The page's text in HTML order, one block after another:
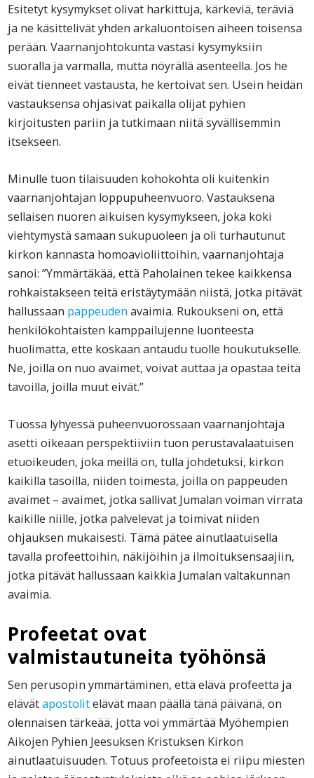
Esitetyt kysymykset olivat harkittuja, kärkeviä, teräviä
ja ne käsittelivät yhden arkaluontoisen aiheen toisensa
perään. Vaarnanjohtokunta vastasi kysymyksiin
suoralla ja varmalla, mutta nöyrällä asenteella. Jos he
eivät tienneet vastausta, he kertoivat sen. Usein heidän
vastauksensa ohjasivat paikalla olijat pyhien
kirjoitusten pariin ja tutkimaan niitä syvällisemmin
itsekseen.
Minulle tuon tilaisuuden kohokohta oli kuitenkin
vaarnanjohtajan loppupuheenvuoro. Vastauksena
sellaisen nuoren aikuisen kysymykseen, joka koki
viehtymystä samaan sukupuoleen ja oli turhautunut
kirkon kannasta homoavioliittoihin, vaarnanjohtaja
sanoi: ”Ymmärtäkää, että Paholainen tekee kaikkensa
rohkaistakseen teitä eristäytymään niistä, jotka pitävät
hallussaan pappeuden avaimia. Rukoukseni on, että
henkilökohtaisten kamppailujenne luonteesta
huolimatta, ette koskaan antaudu tuolle houkutukselle.
Ne, joilla on nuo avaimet, voivat auttaa ja opastaa teitä
tavoilla, joilla muut eivät.”
Tuossa lyhyessä puheenvuorossaan vaarnanjohtaja
asetti oikeaan perspektiiviin tuon perustavalaatuisen
etuoikeuden, joka meillä on, tulla johdetuksi, kirkon
kaikilla tasoilla, niiden toimesta, joilla on pappeuden
avaimet – avaimet, jotka sallivat Jumalan voiman virrata
kaikille niille, jotka palvelevat ja toimivat niiden
ohjauksen mukaisesti. Tämä pätee ainutlaatuisella
tavalla profeettoihin, näkijöihin ja ilmoituksensaajiin,
jotka pitävät hallussaan kaikkia Jumalan valtakunnan
avaimia.
Profeetat ovat
valmistautuneita työhönsä
Sen perusopin ymmärtäminen, että elävä profeetta ja
elävätapostolitelävät maan päällä tänä päivänä, on
olennaisen tärkeää, jotta voi ymmärtää Myöhempien
Aikojen Pyhien Jeesuksen Kristuksen Kirkon
ainutlaatuisuuden. Totuus profeetoista ei riipu miesten